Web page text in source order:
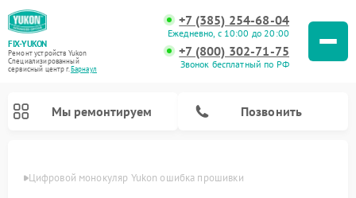
FIX-YUKON
Ремонт устройств Yukon
Специализированный
cервисный центр г.Барнаул
+7 (385) 254-68-04
Ежедневно, с 10:00 до 20:00
+7 (800) 302-71-75
Звонок бесплатный по РФ
Мы ремонтируем Позвонить
Цифровой монокуляр Yukon ошибка прошивки